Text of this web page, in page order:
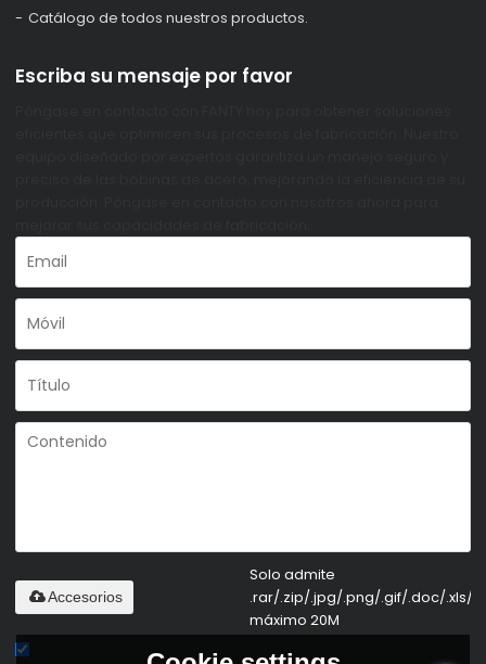
Catálogo de todos nuestros productos.
Escriba su mensaje por favor
Solo admite
.rar/.zip/.jpg/.png/.gif/.doc/.xls/
máximo 20M
Accesorios